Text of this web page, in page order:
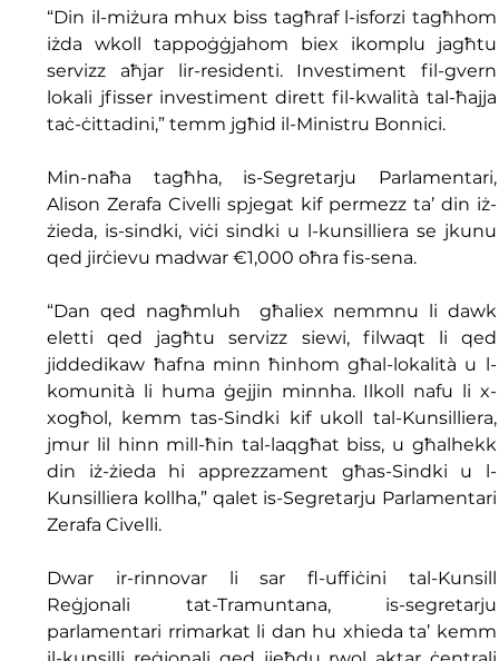
“Din il-miżura mhux biss tagħraf l-isforzi tagħhom
iżda wkoll tappoġġjahom biex ikomplu jagħtu
servizz aħjar lir-residenti. Investiment fil-gvern
lokali jfisser investiment dirett fil-kwalità tal-ħajja
taċ-ċittadini,” temm jgħid il-Ministru Bonnici.
Min-naħa tagħha, is-Segretarju Parlamentari,
Alison Zerafa Civelli spjegat kif permezz ta’ din iż-
żieda, is-sindki, viċi sindki u l-kunsilliera se jkunu
qed jirċievu madwar €1,000 oħra fis-sena.
“Dan qed nagħmluh  għaliex nemmnu li dawk
eletti qed jagħtu servizz siewi, filwaqt li qed
jiddedikaw ħafna minn ħinhom għal-lokalità u l-
komunità li huma ġejjin minnha. Ilkoll nafu li x-
xogħol, kemm tas-Sindki kif ukoll tal-Kunsilliera,
jmur lil hinn mill-ħin tal-laqgħat biss, u għalhekk
din iż-żieda hi apprezzament għas-Sindki u l-
Kunsilliera kollha,” qalet is-Segretarju Parlamentari
Zerafa Civelli.
Dwar ir-rinnovar li sar fl-uffiċini tal-Kunsill
Reġjonali tat-Tramuntana, is-segretarju
parlamentari rrimarkat li dan hu xhieda ta’ kemm